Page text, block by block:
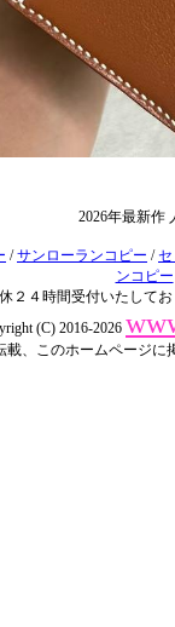
2026年最新
/サンローランコピー /
ンコピー
２４時間受付いたして
(C) 2016-2026
載、このホームページ